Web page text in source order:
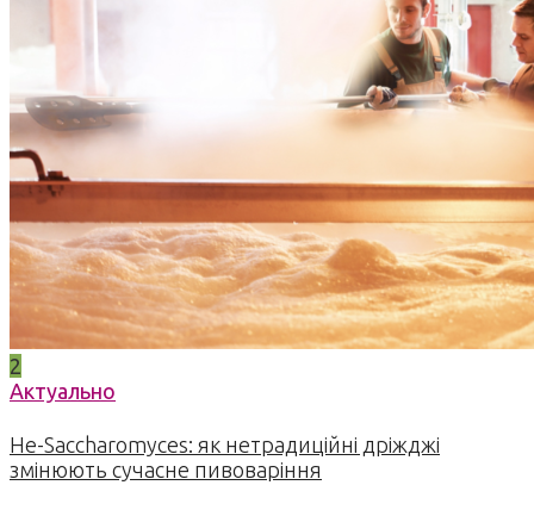
2
Актуально
Не-Saccharomyces: як нетрадиційні дріжджі
змінюють сучасне пивоваріння